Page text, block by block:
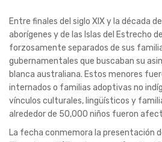
Entre finales del siglo XIX y la década
aborígenes y de las Islas del Estrecho
forzosamente separados de sus
gubernamentales que buscaban su
blanca australiana. Estos menores
internados o familias adoptivas no
vínculos culturales, lingüísticos y
alrededor de 50,000 niños fueron
La fecha conmemora la presentación